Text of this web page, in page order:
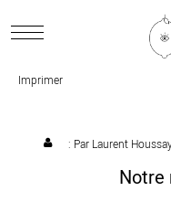
CONCEPT
Imprimer
: Par Laurent
Notre